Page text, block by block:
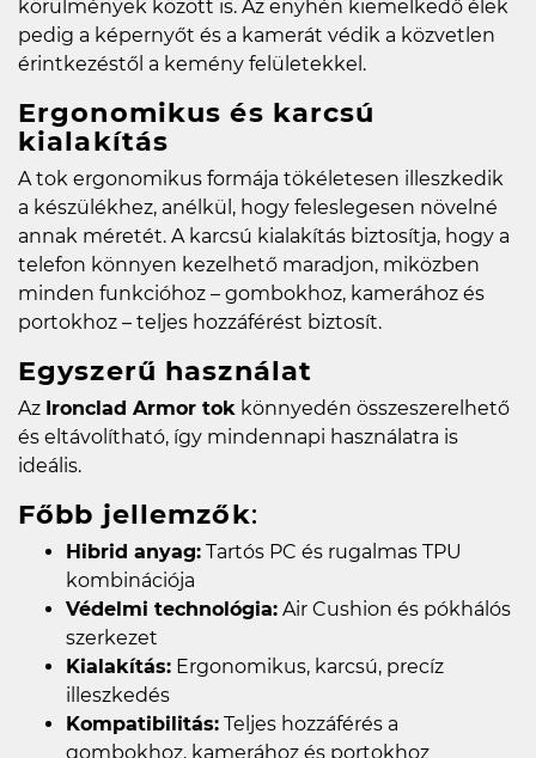
körülmények között is. Az enyhén kiemelkedő élek
pedig a képernyőt és a kamerát védik a közvetlen
érintkezéstől a kemény felületekkel.
Ergonomikus és karcsú
kialakítás
A tok ergonomikus formája tökéletesen illeszkedik
a készülékhez, anélkül, hogy feleslegesen növelné
annak méretét. A karcsú kialakítás biztosítja, hogy a
telefon könnyen kezelhető maradjon, miközben
minden funkcióhoz – gombokhoz, kamerához és
portokhoz – teljes hozzáférést biztosít.
Egyszerű használat
Az Ironclad Armor tok könnyedén összeszerelhető
és eltávolítható, így mindennapi használatra is
ideális.
Főbb jellemzők:
Hibrid anyag: Tartós PC és rugalmas TPU
kombinációja
Védelmi technológia: Air Cushion és pókhálós
szerkezet
Kialakítás: Ergonomikus, karcsú, precíz
illeszkedés
Kompatibilitás: Teljes hozzáférés a
gombokhoz, kamerához és portokhoz